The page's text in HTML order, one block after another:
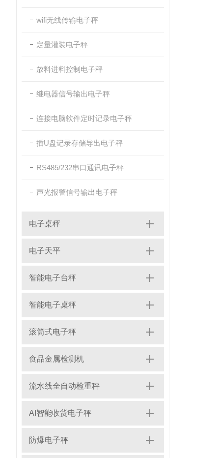
wifi无线传输电子秤
定量灌装电子秤
放料进料控制电子秤
继电器信号输出电子秤
连接电脑软件定时记录电子秤
插U盘记录存储导出电子秤
RS485/232串口通讯电子秤
声光报警信号输出电子秤
电子桌秤
电子天平
智能电子台秤
智能电子桌秤
滚筒式电子秤
食品金属检测机
流水线全自动检重秤
AI智能收货电子秤
防爆电子秤